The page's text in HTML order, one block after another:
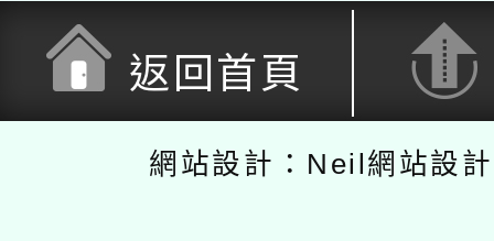
返回首頁
網站設計：Neil網站設